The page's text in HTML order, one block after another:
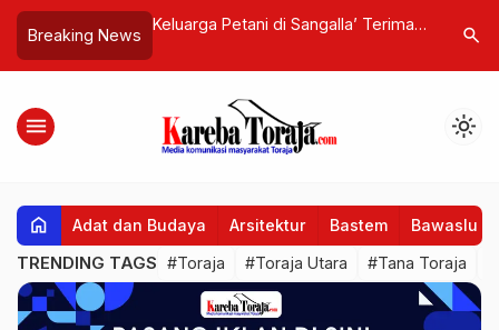
Breaking News
BPJS
yang Bayarkan
Penundaan SK Tenaga Kontrak di
Pemerintah dan DPRD
Baksos
Pagar
search
menu light_mode
home Adat dan Budaya Arsitektur Bastem Bawaslu
TRENDING TAGS #Toraja #Toraja Utara #Tana Toraja